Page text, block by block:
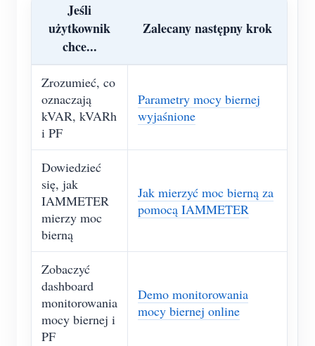
Jeśli
użytkownik
chce...
Zalecany następny krok
Zrozumieć, co
oznaczają
kVAR, kVARh
i PF
Parametry mocy biernej
wyjaśnione
Dowiedzieć
się, jak
IAMMETER
mierzy moc
bierną
Jak mierzyć moc bierną za
pomocą IAMMETER
Zobaczyć
dashboard
monitorowania
mocy biernej i
PF
Demo monitorowania
mocy biernej online